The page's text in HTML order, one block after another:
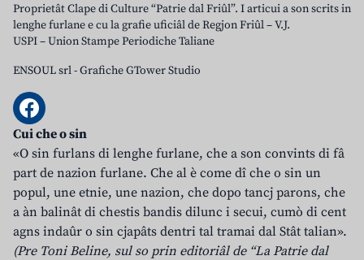
Proprietât Clape di Culture “Patrie dal Friûl”. I articui a son scrits in
lenghe furlane e cu la grafie uficiâl de Regjon Friûl – V.J.
USPI – Union Stampe Periodiche Taliane
ENSOUL srl-Grafiche GTower Studio
Cui che o sin
«O sin furlans di lenghe furlane, che a son convints di fâ
part de nazion furlane. Che al è come dî che o sin un
popul, une etnie, une nazion, che dopo tancj parons, che
a àn balinât di chestis bandis dilunc i secui, cumò di cent
agns indaûr o sin cjapâts dentri tal tramai dal Stât talian».
(Pre Toni Beline, sul so prin editoriâl de “La Patrie dal